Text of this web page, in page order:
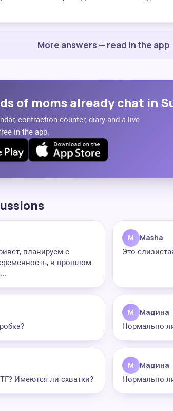
More answers — read in the app
of moms already chat in
contraction counter, diary and a live
in the app.
планируем с
в прошлом
M Masha
Это
М Мадина
Нормально
Имеются ли схватки?
М Мадина
Нормально